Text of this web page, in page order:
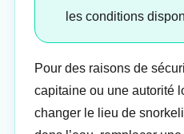
les conditions
Pour des raisons de
capitaine ou une autorité
changer le lieu de